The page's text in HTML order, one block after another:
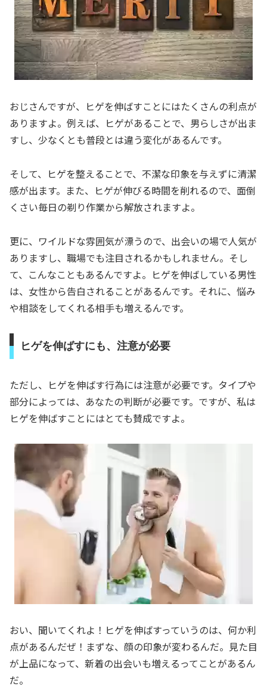
おじさんですが、ヒゲを伸ばすことにはたくさんの利点が
ありますよ。例えば、ヒゲがあることで、男らしさが出ま
すし、少なくとも普段とは違う変化があるんです。
そして、ヒゲを整えることで、不潔な印象を与えずに清潔
感が出ます。また、ヒゲが伸びる時間を削れるので、面倒
くさい毎日の剃り作業から解放されますよ。
更に、ワイルドな雰囲気が漂うので、出会いの場で人気が
ありますし、職場でも注目されるかもしれません。そし
て、こんなこともあるんですよ。ヒゲを伸ばしている男性
は、女性から告白されることがあるんです。それに、悩み
や相談をしてくれる相手も増えるんです。
ヒゲを伸ばすにも、注意が必要
ただし、ヒゲを伸ばす行為には注意が必要です。タイプや
部分によっては、あなたの判断が必要です。ですが、私は
ヒゲを伸ばすことにはとても賛成ですよ。
おい、聞いてくれよ！ヒゲを伸ばすっていうのは、何か利
点があるんだぜ！まずな、顔の印象が変わるんだ。見た目
が上品になって、新着の出会いも増えるってことがあるん
だ。